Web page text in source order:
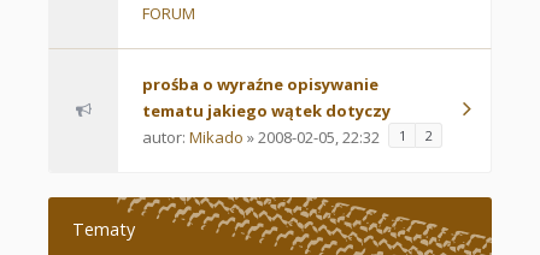
FORUM
prośba o wyraźne opisywanie
tematu jakiego wątek dotyczy
autor: Mikado » 2008-02-05, 22:32 1 2
Tematy